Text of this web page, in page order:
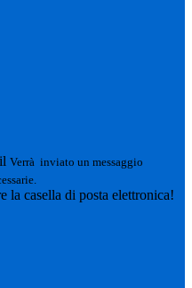
Verrà inviato un messaggio
la casella di posta elettronica!